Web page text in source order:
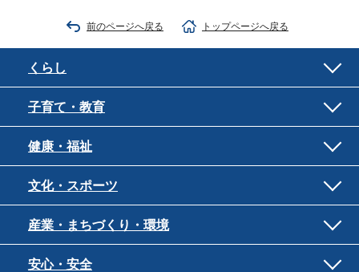
前のページへ戻る トップページへ戻る
くらし
子育て・教育
健康・福祉
文化・スポーツ
産業・まちづくり・環境
安心・安全